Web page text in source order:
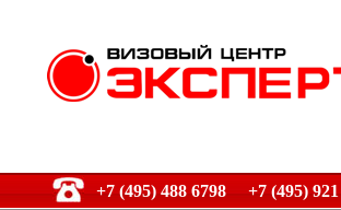
+7 (495) 488 6798 +7 (495) 921